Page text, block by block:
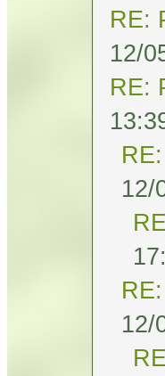
RE:
12/
RE:
12/
12/